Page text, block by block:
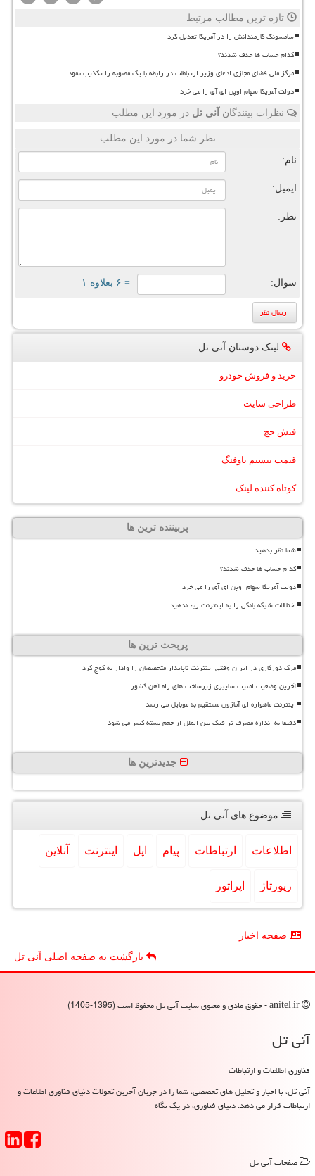
تازه ترین مطالب مرتبط
سامسونگ کارمندانش را در آمریکا تعدیل کرد
کدام حساب ها حذف شدند؟
مرکز ملی فضای مجازی ادعای وزیر ارتباطات در رابطه با یک مصوبه را تکذیب نمود
دولت آمریکا سهام اوپن ای آی را می خرد
نظرات بینندگان آنی تل در مورد این مطلب
نظر شما در مورد این مطلب
نام:
ایمیل:
نظر:
سوال: = ۶ بعلاوه ۱
لینک دوستان آنی تل
خرید و فروش خودرو
طراحی سایت
فیش حج
قیمت بیسیم باوفنگ
کوتاه کننده لینک
پربیننده ترین ها
شما نظر بدهید
کدام حساب ها حذف شدند؟
دولت آمریکا سهام اوپن ای آی را می خرد
اختلالات شبکه بانکی را به اینترنت ربط ندهید
پربحث ترین ها
مرگ دورکاری در ایران وقتی اینترنت ناپایدار متخصصان را وادار به کوچ کرد
آخرین وضعیت امنیت سایبری زیرساخت های راه آهن کشور
اینترنت ماهواره ای آمازون مستقیم به موبایل می رسد
دقیقا به اندازه مصرف ترافیک بین الملل از حجم بسته کسر می شود
جدیدترین ها
موضوع های آنی تل
اطلاعات ارتباطات پیام اپل اینترنت آنلاین
رپورتاژ اپراتور
صفحه اخبار
بازگشت به صفحه اصلی آنی تل
آنی تل
فناوری اطلاعات و ارتباطات
آنی تل، با اخبار و تحلیل های تخصصی، شما را در جریان آخرین تحولات دنیای فناوری اطلاعات و
ارتباطات قرار می دهد. دنیای فناوری، در یک نگاه
صفحات آنی تل